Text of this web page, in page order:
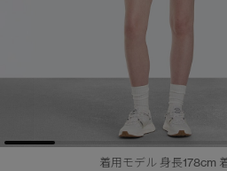
メイドインジャパンTシャ
アウターウェア
アパレル
アクセサリー
メイドインジャパンTシャ
アウターウェア
アパレル
アクセサリー
着用モデル 身長178cm